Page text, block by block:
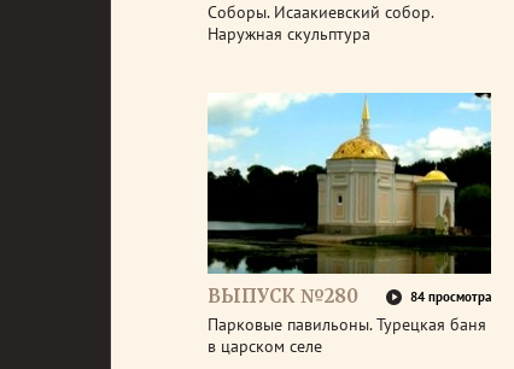
Соборы. Исаакиевский собор.
Наружная скульптура
ВЫПУСК №280 84 просмотра
Парковые павильоны. Турецкая баня
в царском селе